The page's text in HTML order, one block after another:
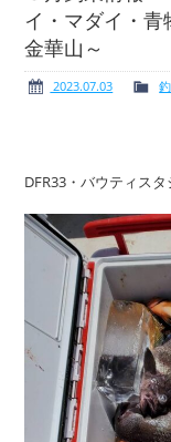
ボート免許
サービス案内
新艇・展示艇
イ・マダイ・青
金華山～
2023.07.03
DFR33・バウティス